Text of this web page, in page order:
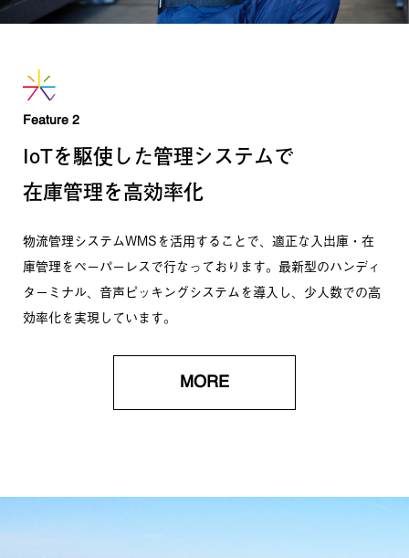
Feature 2
IoTを駆使した管理システムで
在庫管理を高効率化
物流管理システムWMSを活用することで、適正な入出庫・在
庫管理をペーパーレスで行なっております。最新型のハンディ
ター ミナル、音声ピッキングシステムを導入し、少人数での高
効率化 を実現しています。
MORE